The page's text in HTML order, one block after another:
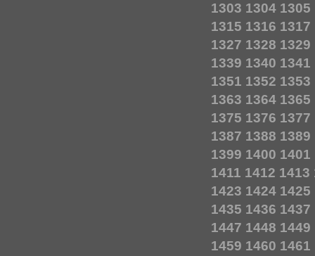
1303 1304 1305
1315 1316 1317
1327 1328 1329
1339 1340 1341
1351 1352 1353
1363 1364 1365
1375 1376 1377
1387 1388 1389
1399 1400 1401
1411 1412 1413
1423 1424 1425
1435 1436 1437
1447 1448 1449
1459 1460 1461